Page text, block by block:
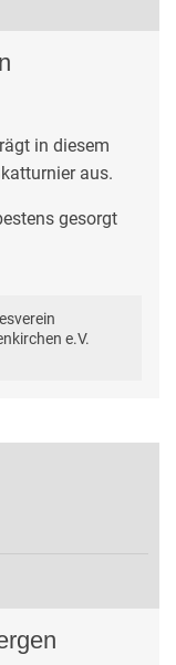
in diesem
aus.
gesorgt
e.V.